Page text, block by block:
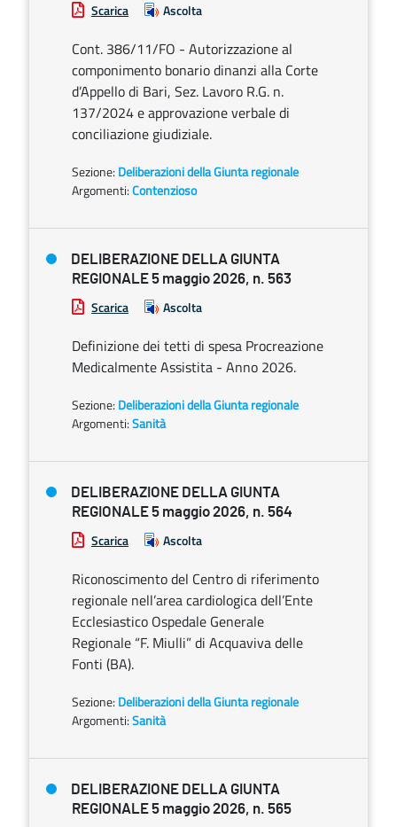
Scarica Ascolta
Cont. 386/11/FO - Autorizzazione al
componimento bonario dinanzi alla Corte
d’Appello di Bari, Sez. Lavoro R.G. n.
137/2024 e approvazione verbale di
conciliazione giudiziale.
Sezione: Deliberazioni della Giunta regionale
Argomenti:Contenzioso
DELIBERAZIONE DELLA GIUNTA
REGIONALE 5 maggio 2026, n. 563
Scarica Ascolta
Definizione dei tetti di spesa Procreazione
Medicalmente Assistita - Anno 2026.
Sezione: Deliberazioni della Giunta regionale
Argomenti:Sanità
DELIBERAZIONE DELLA GIUNTA
REGIONALE 5 maggio 2026, n. 564
Scarica Ascolta
Riconoscimento del Centro di riferimento
regionale nell’area cardiologica dell’Ente
Ecclesiastico Ospedale Generale
Regionale “F. Miulli” di Acquaviva delle
Fonti (BA).
Sezione: Deliberazioni della Giunta regionale
Argomenti:Sanità
DELIBERAZIONE DELLA GIUNTA
REGIONALE 5 maggio 2026, n. 565